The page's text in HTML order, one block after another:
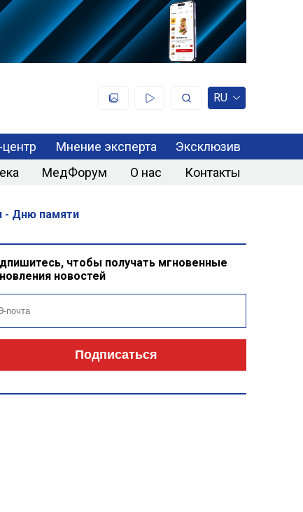
RU
Мнение эксперта
Эксклюзив
МедФорум О нас Контакты
- Дню памяти
чтобы получать мгновенные
новостей
Подписаться